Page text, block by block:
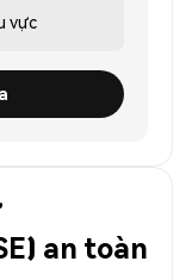
vực
an toàn